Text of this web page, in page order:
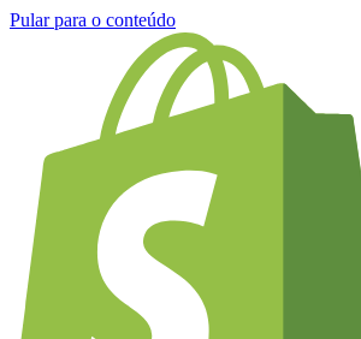
Pular para o conteúdo